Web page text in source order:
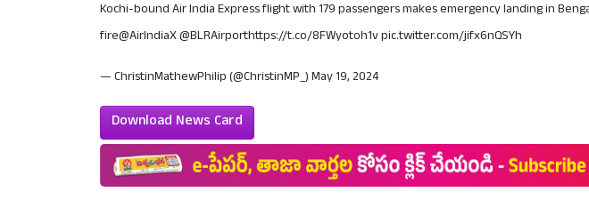
Kochi-bound Air India Express flight with 179 passengers makes emergency landing in
fire@AirIndiaX@BLRAirporthttps://t.co/8FWyotoh1vpic.twitter.com/jifx6nQSYh
— ChristinMathewPhilip (@ChristinMP_)May 19, 2024
Download News Card